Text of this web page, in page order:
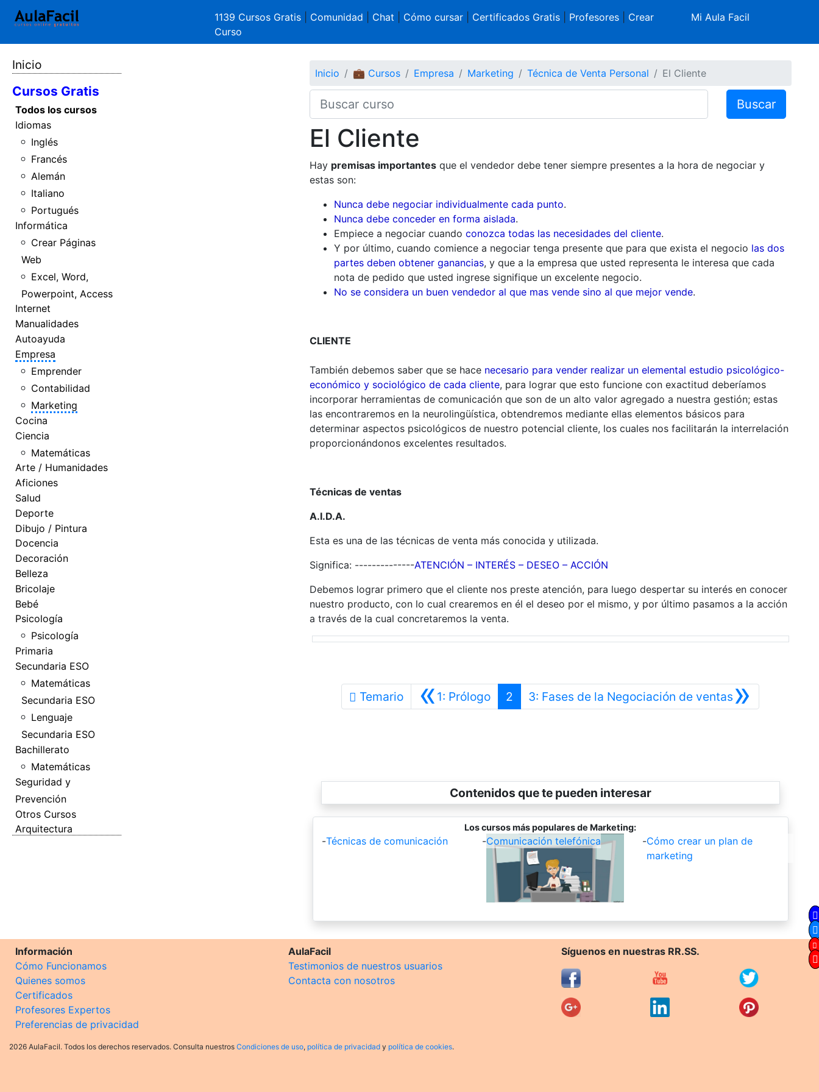
1139 Cursos Gratis Comunidad Chat Cómo cursar| Certificados Gratis| Profesores| Crear
Curso
Mi Aula Facil
Inicio
Cursos Gratis
Todos los cursos
Idiomas
Inglés
Francés
Alemán
Italiano
Portugués
Informática
Crear Páginas
Web
Excel, Word,
Powerpoint, Access
Internet
Manualidades
Autoayuda
Empresa
Emprender
Contabilidad
Marketing
Cocina
Ciencia
Matemáticas
Arte / Humanidades
Aficiones
Salud
Deporte
Dibujo / Pintura
Docencia
Decoración
Belleza
Bricolaje
Bebé
Psicología
Psicología
Primaria
Secundaria ESO
Matemáticas
Secundaria ESO
Lenguaje
Secundaria ESO
Bachillerato
Matemáticas
Seguridad y
Prevención
Otros Cursos
Arquitectura
Inicio 💼 Cursos Empresa Marketing Técnica de Venta Personal El Cliente
Buscar
El Cliente
Hay premisas importantesque el vendedor debe tener siempre presentes a la hora de negociar y
estas son:
Nunca debe negociar individualmente cada punto.
Nunca debe conceder en forma aislada.
Empiece a negociar cuando conozca todas las necesidades del cliente.
Y por último, cuando comience a negociar tenga presente que para que exista el negocio las dos
partes deben obtener ganancias, y que a la empresa que usted representa le interesa que cada
nota de pedido que usted ingrese signifique un excelente negocio.
No se considera un buen vendedor al que mas vende sino al que mejor vende.
CLIENTE
También debemos saber que se hace necesario para vender realizar un elemental estudio psicológico-
económico y sociológico de cada cliente, para lograr que esto funcione con exactitud deberíamos
incorporar herramientas de comunicación que son de un alto valor agregado a nuestra gestión; estas
las encontraremos en la neurolingüística, obtendremos mediante ellas elementos básicos para
determinar aspectos psicológicos de nuestro potencial cliente, los cuales nos facilitarán la interrelación
proporcionándonos excelentes resultados.
Técnicas de ventas
A.I.D.A.
Esta es una de las técnicas de venta más conocida y utilizada.
Significa: --------------ATENCIÓN – INTERÉS – DESEO – ACCIÓN
Debemos lograr primero que el cliente nos preste atención, para luego despertar su interés en conocer
nuestro producto, con lo cual crearemos en él el deseo por el mismo, y por último pasamos a la acción
a través de la cual concretaremos la venta.
Temario «1: PrólogoAnterior
2 »
3: Fases de la Negociación de ventas Siguiente
Contenidos que te pueden interesar
Los cursos más populares de Marketing:
-Técnicas de comunicación -Comunicación telefónica -Cómo crear un plan de
marketing
Información
Cómo Funcionamos
Quienes somos
Certificados
Profesores Expertos
Preferencias de privacidad
AulaFacil
Testimonios de nuestros usuarios
Contacta con nosotros
Síguenos en nuestras RR.SS.
2026 AulaFacil. Todos los derechos reservados. Consulta nuestros Condiciones de uso, política de privacidad y política de cookies.